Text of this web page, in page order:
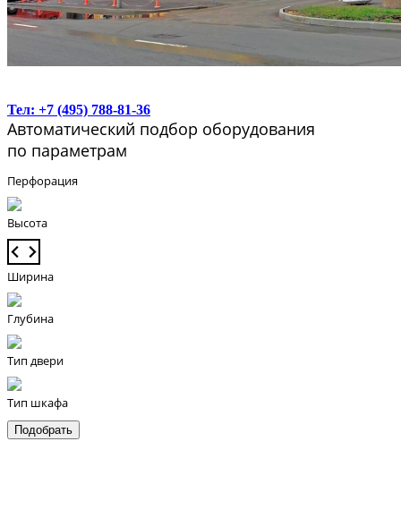
Тел: +7 (495) 788-81-36
Автоматический подбор оборудования
по параметрам
Перфорация
Высота
Ширина
Глубина
Тип двери
Тип шкафа